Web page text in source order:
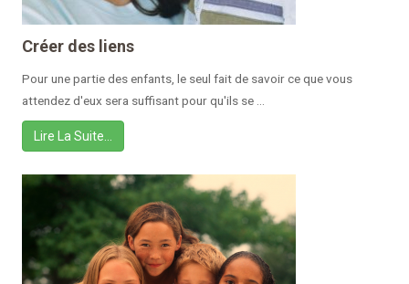
Créer des liens
Pour une partie des enfants, le seul fait de savoir ce que vous
attendez d'eux sera suffisant pour qu'ils se ...
Lire La Suite…